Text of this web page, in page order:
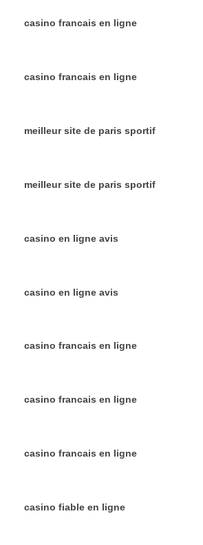
casino francais en ligne
casino francais en ligne
meilleur site de paris sportif
meilleur site de paris sportif
casino en ligne avis
casino en ligne avis
casino francais en ligne
casino francais en ligne
casino francais en ligne
casino fiable en ligne